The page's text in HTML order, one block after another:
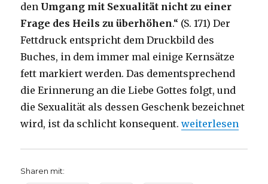
den Umgang mit Sexualität nicht zu einer
Frage des Heils zu überhöhen.“ (S. 171) Der
Fettdruck entspricht dem Druckbild des
Buches, in dem immer mal einige Kernsätze
fett markiert werden. Das dementsprechend
die Erinnerung an die Liebe Gottes folgt, und
die Sexualität als dessen Geschenk bezeichnet
wird, ist da schlicht konsequent.„Sexualethik in
weiterlesen
Sharen mit: